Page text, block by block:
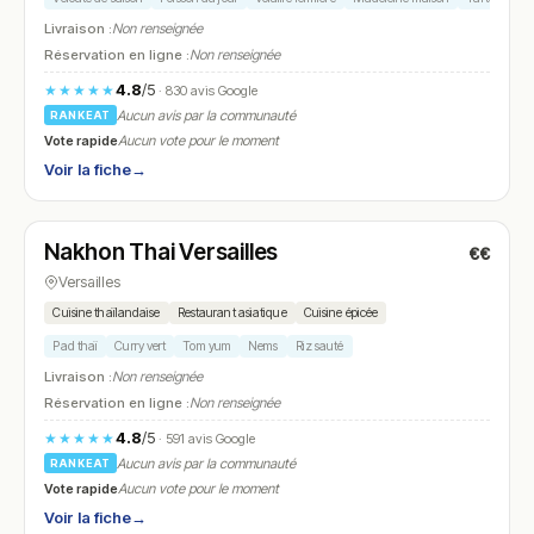
Livraison :Non renseignée
Réservation en ligne :Non renseignée
★★★★★4.8/5· 830 avis Google
RANKEAT
Aucun avis par la communauté
Vote rapideAucun vote pour le moment
Voir la fiche→
N° 7
Nakhon Thai Versailles €€
Versailles
Cuisine thaïlandaise Restaurant asiatique Cuisine épicée
Pad thaï Curry vert Tom yum Nems Riz sauté
Livraison :Non renseignée
Réservation en ligne :Non renseignée
★★★★★4.8/5· 591 avis Google
RANKEAT
Aucun avis par la communauté
Vote rapideAucun vote pour le moment
Voir la fiche→